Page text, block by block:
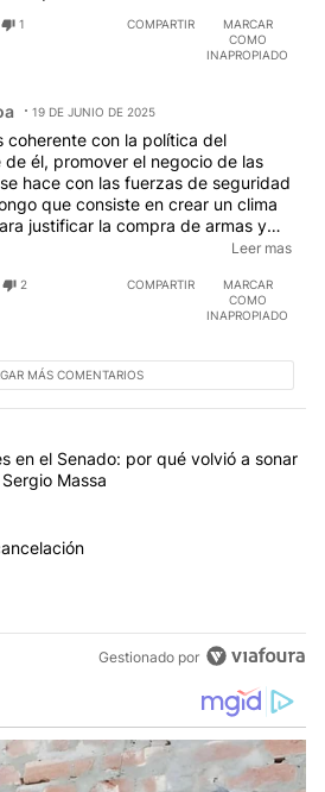
1 COMPARTIR
MARCAR
COMO
INAPROPIADO
19 DE JUNIO DE 2025
coherente con la política del
él, promover el negocio de las
hace con las fuerzas de seguridad
que consiste en crear un clima
justificar la compra de armas y
para uso de los efectivos destinados
por lo general lo inician los propios
caso específico, el solo hecho de
ilegales que pondrá en riesgo al
seguridad. En fin...
Leer mas
2 COMPARTIR
MARCAR
COMO
INAPROPIADO
MÁS COMENTARIOS
con más comentarios en los
el título "Negociaciones en el
en el Senado: por qué volvió a sonar
Massa
el título "Canciller de cancelación"
Gestionado por